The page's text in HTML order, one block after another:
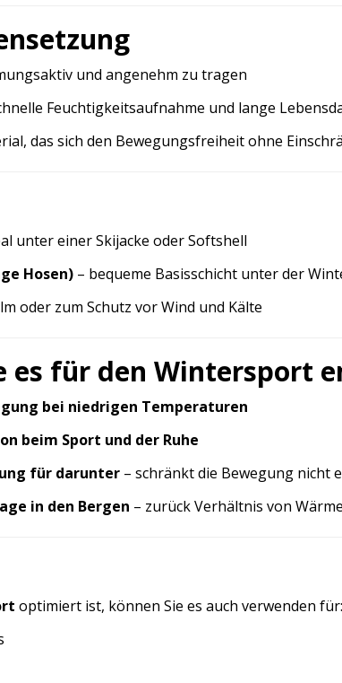
und angenehm zu tragen
Feuchtigkeitsaufnahme und lange
das sich den Bewegungsfreiheit ohne
unter einer Skijacke oder Softshell
Hosen) – bequeme Basisschicht unter der
oder zum Schutz vor Wind und Kälte
es für den Wintersport
bei niedrigen Temperaturen
beim Sport und der Ruhe
für darunter – schränkt die Bewegung nicht
in den Bergen – zurück Verhältnis von
optimiert ist, können Sie es auch verwenden für: